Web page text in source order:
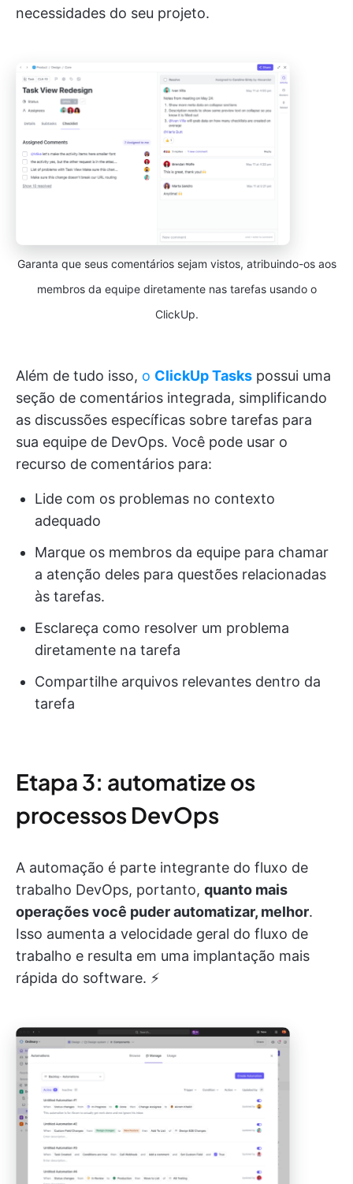
necessidades do seu projeto.
Garanta que seus comentários sejam vistos, atribuindo-os aos
membros da equipe diretamente nas tarefas usando o
ClickUp.
Além de tudo isso, o ClickUp Tasks possui uma
seção de comentários integrada, simplificando
as discussões específicas sobre tarefas para
sua equipe de DevOps. Você pode usar o
recurso de comentários para:
Lide com os problemas no contexto
adequado
Marque os membros da equipe para chamar
a atenção deles para questões relacionadas
às tarefas.
Esclareça como resolver um problema
diretamente na tarefa
Compartilhe arquivos relevantes dentro da
tarefa
Etapa 3: automatize os
processos DevOps
A automação é parte integrante do fluxo de
trabalho DevOps, portanto, quanto mais
operações você puder automatizar, melhor.
Isso aumenta a velocidade geral do fluxo de
trabalho e resulta em uma implantação mais
rápida do software. ⚡